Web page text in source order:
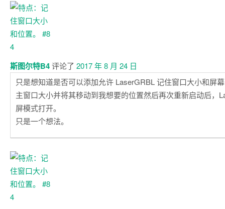
注
释
斯图尔特B4评论了 2017 年 8 月 24 日
只是想知道是否可以添加允许 LaserGRBL 记住窗口大小和屏
主窗口大小并将其移动到我想要的位置然后再次重新启动后，
屏模式打开。
只是一个想法。